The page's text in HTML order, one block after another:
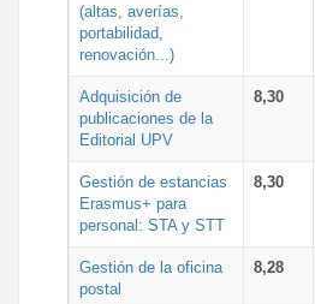
(altas, averías,
portabilidad,
renovación...)
Adquisición de
publicaciones de la
Editorial UPV
8,30
Gestión de estancias
Erasmus+ para
personal: STA y STT
8,30
Gestión de la oficina
postal
8,28